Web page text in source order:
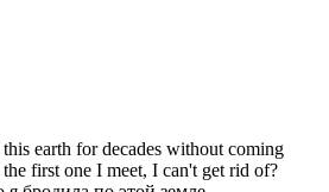
earth for decades without coming
first one I meet, I can't get rid of?